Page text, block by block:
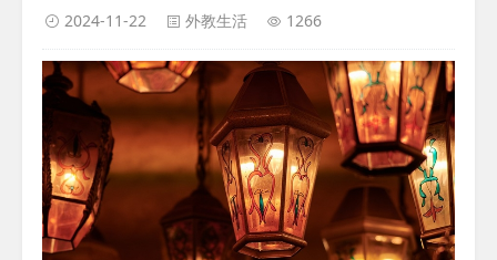
2024-11-22 外教生活 1266